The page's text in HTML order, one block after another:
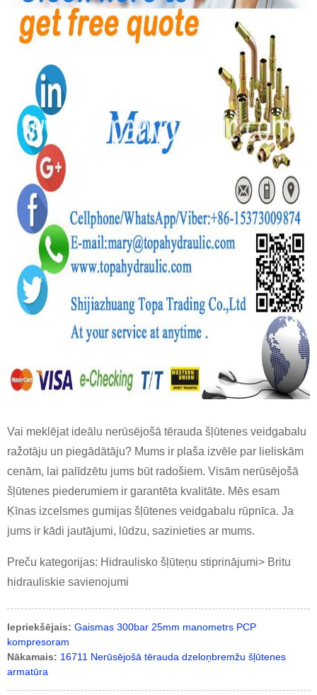
Vai meklējat ideālu nerūsējošā tērauda šļūtenes veidgabalu
ražotāju un piegādātāju? Mums ir plaša izvēle par lieliskām
cenām, lai palīdzētu jums būt radošiem. Visām nerūsējošā
šļūtenes piederumiem ir garantēta kvalitāte. Mēs esam
Ķīnas izcelsmes gumijas šļūtenes veidgabalu rūpnīca. Ja
jums ir kādi jautājumi, lūdzu, sazinieties ar mums.
Preču kategorijas: Hidraulisko šļūteņu stiprinājumi> Britu
hidrauliskie savienojumi
Iepriekšējais: Gaismas 300bar 25mm manometrs PCP
kompresoram
Nākamais: 16711 Nerūsējošā tērauda dzeloņbremžu šļūtenes
armatūra